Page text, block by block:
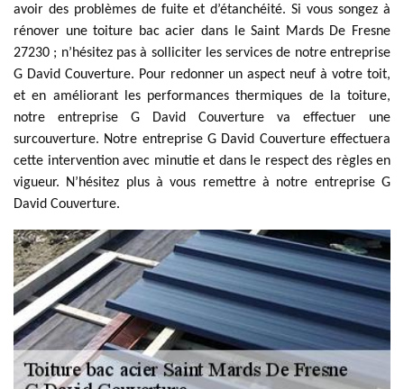
avoir des problèmes de fuite et d’étanchéité. Si vous songez à
rénover une toiture bac acier dans le Saint Mards De Fresne
27230 ; n’hésitez pas à solliciter les services de notre entreprise
G David Couverture. Pour redonner un aspect neuf à votre toit,
et en améliorant les performances thermiques de la toiture,
notre entreprise G David Couverture va effectuer une
surcouverture. Notre entreprise G David Couverture effectuera
cette intervention avec minutie et dans le respect des règles en
vigueur. N’hésitez plus à vous remettre à notre entreprise G
David Couverture.